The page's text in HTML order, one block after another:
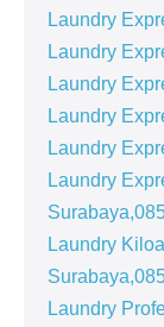
Laundry
Laundry
Laundry
Laundry
Laundry
Laundry
Laundry
Laundry